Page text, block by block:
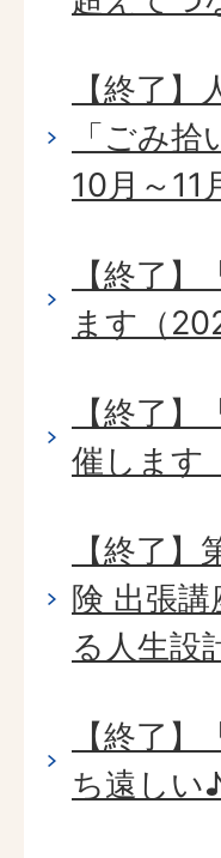
【終了
「ごみ
10月～11
【終了
ます（
【終了
催します
【終了
険 出張
る人生設
【終了
ち遠しい